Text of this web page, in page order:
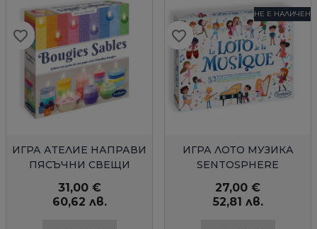
БЪРЗ ПРЕГЛЕД
ИГРА АТЕЛИЕ НАПРАВИ
ПЯСЪЧНИ СВЕЩИ
31,00 €
60,62 лв.
favorite_border
favorite_border
favorite_border
favorite_border
favorite_border
favorite_border
favorite_border
БЪРЗ ПРЕГЛЕД
НЕ Е НАЛИЧЕН
ИГРА ЛОТО МУЗИКА
SENTOSPHERE
27,00 €
52,81 лв.
favorite_border
favorite_border
favorite_border
favorite_border
favorite_border
favorite_border
favorite_border